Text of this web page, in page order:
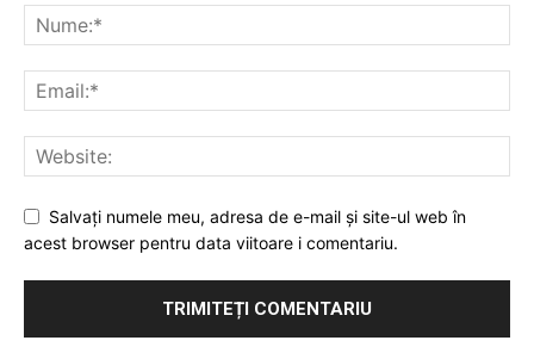
Salvați numele meu, adresa de e-mail și site-ul web în
acest browser pentru data viitoare i comentariu.